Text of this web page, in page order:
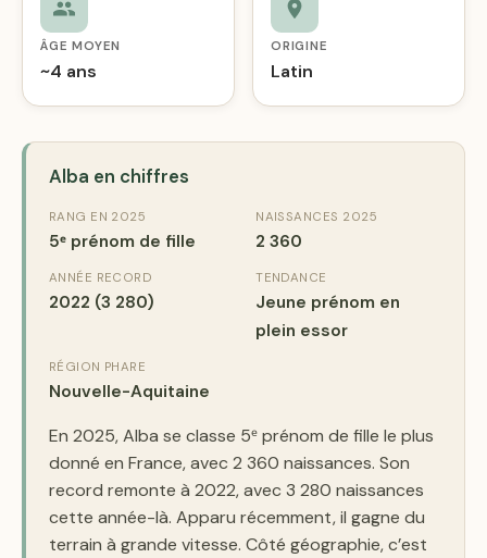
ÂGE MOYEN
~4 ans
ORIGINE
Latin
Alba en chiffres
RANG EN 2025
5ᵉ prénom de fille
NAISSANCES 2025
2 360
ANNÉE RECORD
2022 (3 280)
TENDANCE
Jeune prénom en
plein essor
RÉGION PHARE
Nouvelle-Aquitaine
En 2025, Alba se classe 5ᵉ prénom de fille le plus
donné en France, avec 2 360 naissances. Son
record remonte à 2022, avec 3 280 naissances
cette année-là. Apparu récemment, il gagne du
terrain à grande vitesse. Côté géographie, c’est